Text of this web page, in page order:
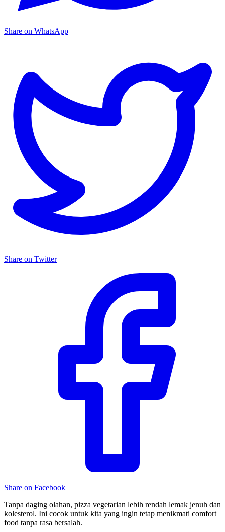
Share on WhatsApp
Share on Twitter
Share on Facebook
Tanpa daging olahan, pizza vegetarian lebih rendah lemak jenuh dan
kolesterol. Ini cocok untuk kita yang ingin tetap menikmati comfort
food tanpa rasa bersalah.